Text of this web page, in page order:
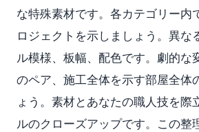
な特殊素材です。各カテゴリー内
ロジェクトを示しましょう。異な
ル模様、板幅、配色です。劇的な
のペア、施工全体を示す部屋全体
ょう。素材とあなたの職人技を際
ルのクローズアップです。この整